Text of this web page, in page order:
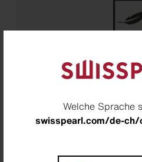
Welche Sprache
swisspearl.com/de-